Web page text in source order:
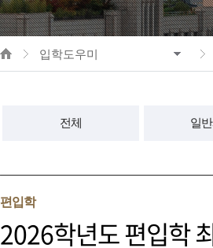
지원율통계 지원율통계
입학도우미
전체 일
편입학
2026학년도 편입학